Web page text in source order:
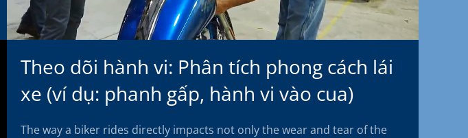
Theo dõi hành vi: Phân tích phong cách lái
xe (ví dụ: phanh gấp, hành vi vào cua)
The way a biker rides directly impacts not only the wear and tear of the